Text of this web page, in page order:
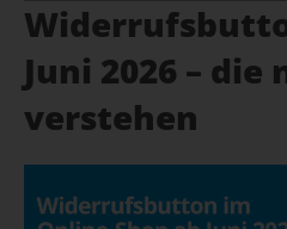
Juni 2026 –
verstehen